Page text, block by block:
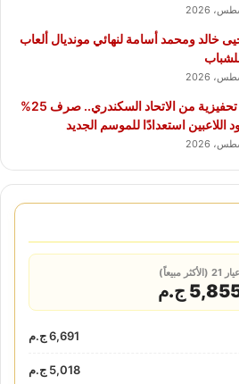
خالد ومحمد أسامة لنهائي مونديال ألعاب
مكافأة تحفيزية من الاتحاد السكندري.. صرف 25%
اللاعبين استعدادًا للموسم الجديد
عيار 21 (الأكثر مبيعاً)
ج.م
6,691 ج.م
5,018 ج.م